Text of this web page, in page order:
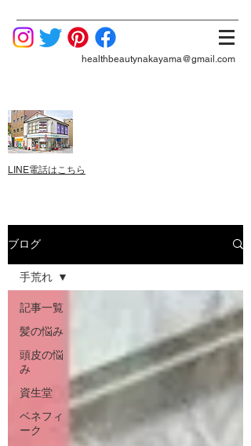
healthbeautynakayama@gmail.com
LINE電話はこちら
ブログ
記事一覧
髪の悩み
頭皮の悩
み
資生堂
ベネフィ
ーク
手荒れ